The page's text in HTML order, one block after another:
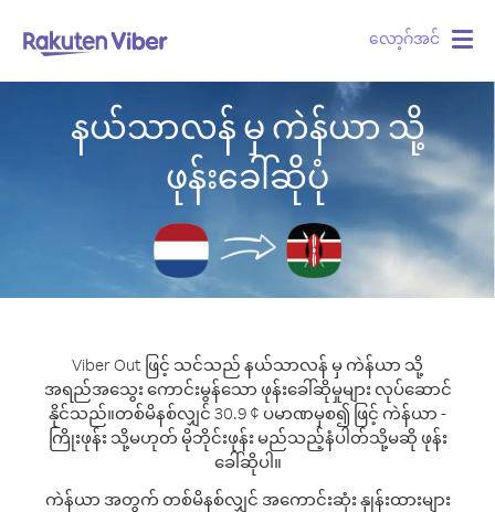
လော့ဂ်အင်
နယ်သာလန် မှ ကဲန်ယာ သို့
ဖုန်းခေါ်ဆိုပုံ
Viber Out ဖြင့် သင်သည် နယ်သာလန် မှ ကဲန်ယာ သို့
အရည်အသွေး ကောင်းမွန်သော ဖုန်းခေါ်ဆိုမှုများ လုပ်ဆောင်
နိုင်သည်။တစ်မိနစ်လျှင် 30.9 ¢ ပမာဏမှစ၍ ဖြင့် ကဲန်ယာ -
ကြိုးဖုန်း သို့မဟုတ် မိုဘိုင်းဖုန်း မည်သည့်နံပါတ်သို့မဆို ဖုန်း
ခေါ်ဆိုပါ။
ကဲန်ယာ အတွက် တစ်မိနစ်လျှင် အကောင်းဆုံး နှုန်းထားများ